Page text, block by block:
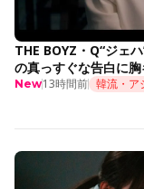
THE BOYZ・Q“ジェ
の真っすぐな告白に
New13時間前 韓流・ア